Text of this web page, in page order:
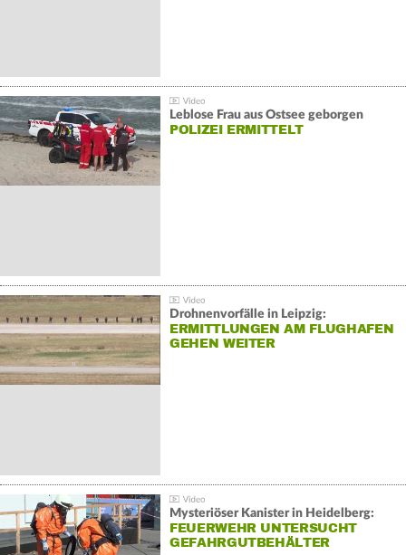
Leblose Frau aus Ostsee geborgen
POLIZEI ERMITTELT
Drohnenvorfälle in Leipzig:
ERMITTLUNGEN AM FLUGHAFEN
GEHEN WEITER
Mysteriöser Kanister in Heidelberg:
FEUERWEHR UNTERSUCHT
GEFAHRGUTBEHÄLTER